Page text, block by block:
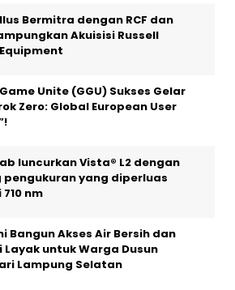
Bermitra dengan RCF dan
Akuisisi Russell
Unite (GGU) Sukses Gelar
Zero: Global European User
luncurkan Vista® L2 dengan
pengukuran yang diperluas
nm
Bangun Akses Air Bersih dan
Layak untuk Warga Dusun
Lampung Selatan